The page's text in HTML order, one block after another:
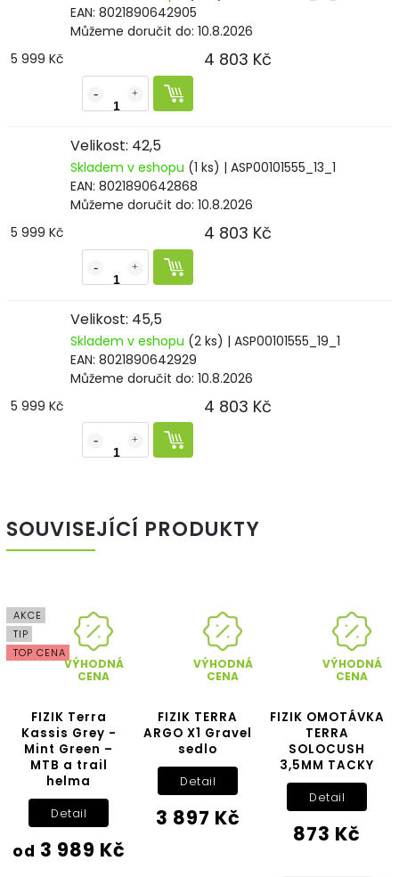
EAN: 8021890642905
Můžeme doručit do: 10.8.2026
5 999 Kč
4 803 Kč
Velikost: 42,5
Skladem v eshopu (1 ks) | ASP00101555_13_1
EAN: 8021890642868
Můžeme doručit do: 10.8.2026
5 999 Kč
4 803 Kč
Velikost: 45,5
Skladem v eshopu (2 ks) | ASP00101555_19_1
EAN: 8021890642929
Můžeme doručit do: 10.8.2026
5 999 Kč
4 803 Kč
SOUVISEJÍCÍ PRODUKTY
AKCE
TIP
TOP CENA
VÝHODNÁ
CENA
FIZIK Terra
Kassis Grey -
Mint Green –
MTB a trail
helma
od 3 989 Kč
Detail
VÝHODNÁ
CENA
FIZIK TERRA
ARGO X1 Gravel
sedlo
3 897 Kč
Detail
VÝHODNÁ
CENA
FIZIK OMOTÁVKA
TERRA
SOLOCUSH
3,5MM TACKY
873 Kč
Detail